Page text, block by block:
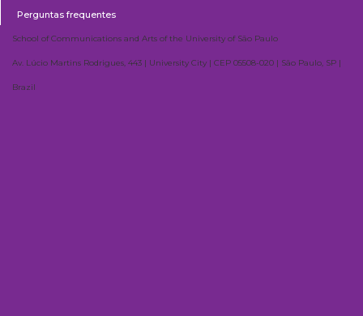
Perguntas frequentes
School of Communications and Arts of the University of São Paulo
Av. Lúcio Martins Rodrigues, 443 | University City | CEP 05508-020 | São Paulo, SP |
Brazil